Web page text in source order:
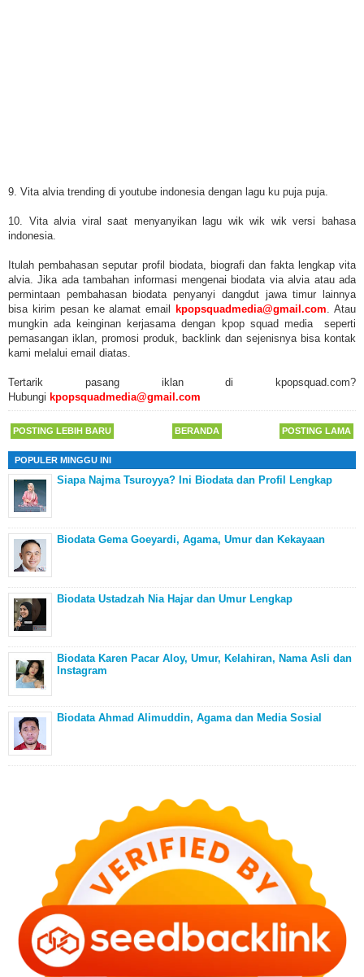
9. Vita alvia trending di youtube indonesia dengan lagu ku puja puja.
10. Vita alvia viral saat menyanyikan lagu wik wik wik versi bahasa
indonesia.
Itulah pembahasan seputar profil biodata, biografi dan fakta lengkap vita
alvia. Jika ada tambahan informasi mengenai biodata via alvia atau ada
permintaan pembahasan biodata penyanyi dangdut jawa timur lainnya
bisa kirim pesan ke alamat email
kpopsquadmedia@gmail.com. Atau
mungkin ada keinginan kerjasama dengan kpop squad media seperti
pemasangan iklan, promosi produk, backlink dan sejenisnya bisa kontak
kami melalui email diatas.
Tertarik pasang iklan di kpopsquad.com?
Hubungi kpopsquadmedia@gmail.com
POSTING LEBIH BARU POSTING LAMA
BERANDA
POPULER MINGGU INI
Siapa Najma Tsuroyya? Ini Biodata dan Profil Lengkap
Biodata Gema Goeyardi, Agama, Umur dan Kekayaan
Biodata Ustadzah Nia Hajar dan Umur Lengkap
Biodata Karen Pacar Aloy, Umur, Kelahiran, Nama Asli dan
Instagram
Biodata Ahmad Alimuddin, Agama dan Media Sosial